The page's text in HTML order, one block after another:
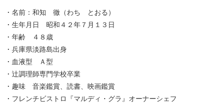
・名前：和知 徹（わち とおる）
・生年月日 昭和４２年７月１３日
・年齢 ４８歳
・兵庫県淡路島出身
・血液型 Ａ型
・辻調理師専門学校卒業
・趣味 音楽鑑賞、読書、映画鑑賞
・フレンチビストロ『マルディ・グラ』オーナーシェフ